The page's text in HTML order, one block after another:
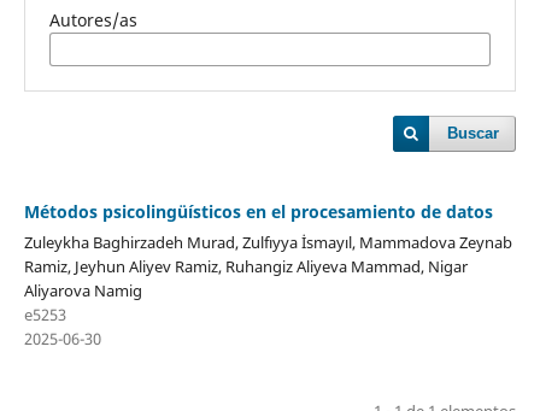
Autores/as
Buscar
Métodos psicolingüísticos en el procesamiento de datos
Zuleykha Baghirzadeh Murad, Zulfıyya İsmayıl, Mammadova Zeynab
Ramiz, Jeyhun Aliyev Ramiz, Ruhangiz Aliyeva Mammad, Nigar
Aliyarova Namig
e5253
2025-06-30